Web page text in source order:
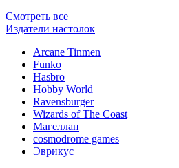
Смотреть все
Издатели настолок
Arcane Tinmen
Funko
Hasbro
Hobby World
Ravensburger
Wizards of The Coast
Магеллан
сosmodrome games
Эврикус